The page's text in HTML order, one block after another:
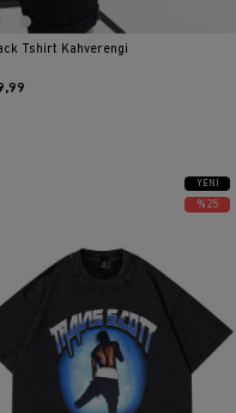
Tshirt Kahverengi
YENI
ÜRÜN
%25